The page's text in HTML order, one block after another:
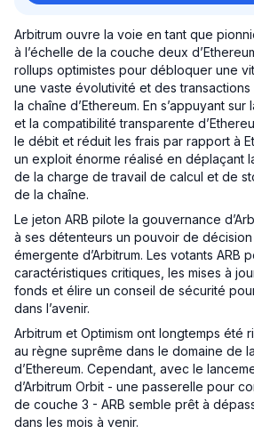
Arbitrum ouvre la voie en tant que
à l’échelle de la couche deux
rollups optimistes pour débloquer une
une vaste évolutivité et des
la chaîne d’Ethereum. En s’appuyant
et la compatibilité transparente
le débit et réduit les frais par rapport à
un exploit énorme réalisé en déplaçant
de la charge de travail de calcul et de
de la chaîne.
Le jeton ARB pilote la gouvernance
à ses détenteurs un pouvoir de décision
émergente d’Arbitrum. Les votants ARB
caractéristiques critiques, les mises à
fonds et élire un conseil de sécurité
dans l’avenir.
Arbitrum et Optimism ont longtemps été
au règne suprême dans le domaine de
d’Ethereum. Cependant, avec le
d’Arbitrum Orbit - une passerelle pour
de couche 3 - ARB semble prêt à
dans les mois à venir.